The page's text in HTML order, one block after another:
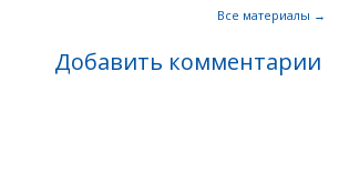
Все материалы →
Добавить комментарии